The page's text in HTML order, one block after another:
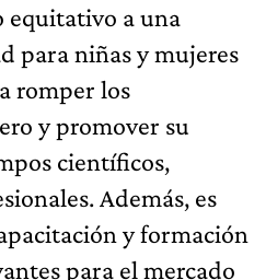
equitativo a una
para niñas y mujeres
romper los
y promover su
científicos,
Además, es
y formación
para el mercado